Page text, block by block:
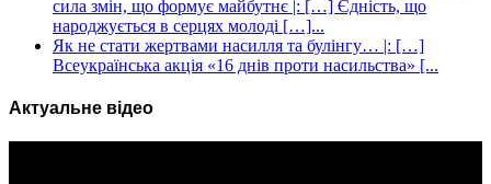
сила змін, що формує майбутнє |: […] Єдність, що
народжується в серцях молоді […]...
Як не стати жертвами насилля та булінгу… |: […]
Всеукраїнська акція «16 днів проти насильства» [...
Актуальне відео